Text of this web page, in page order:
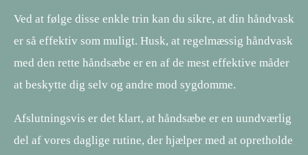
Ved at følge disse enkle trin kan du sikre, at din håndvask
er så effektiv som muligt. Husk, at regelmæssig håndvask
med den rette håndsæbe er en af de mest effektive måder
at beskytte dig selv og andre mod sygdomme.
Afslutningsvis er det klart, at håndsæbe er en uundværlig
del af vores daglige rutine, der hjælper med at opretholde